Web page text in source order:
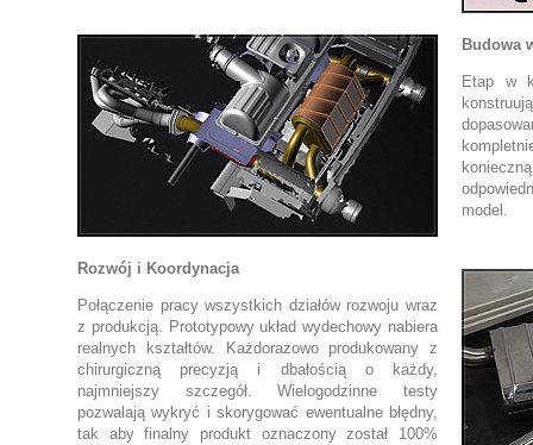
Budowa
Etap w
model.
Rozwój i Koordynacja
Połączenie pracy wszystkich działów rozwoju wraz
z produkcją. Prototypowy układ wydechowy nabiera
realnych kształtów. Każdorazowo produkowany z
chirurgiczną precyzją i dbałością o każdy,
najmniejszy szczegół. Wielogodzinne testy
pozwalają wykryć i skorygować ewentualne błędny,
tak aby finalny produkt oznaczony został 100%